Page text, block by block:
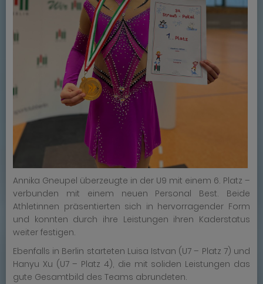
Annika Gneupel überzeugte in der U9 mit einem 6. Platz –
verbunden mit einem neuen Personal Best. Beide
Athletinnen präsentierten sich in hervorragender Form
und konnten durch ihre Leistungen ihren Kaderstatus
weiter festigen.
Ebenfalls in Berlin starteten Luisa Istvan (U7 – Platz 7) und
Hanyu Xu (U7 – Platz 4), die mit soliden Leistungen das
gute Gesamtbild des Teams abrundeten.